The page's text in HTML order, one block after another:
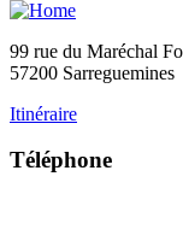
99 rue du Maréchal
57200 Sarreguemines
Itinéraire
Téléphone